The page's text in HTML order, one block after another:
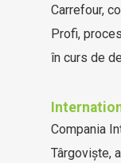
Carrefour,
Profi,
în curs de
Compania
Târgoviște,